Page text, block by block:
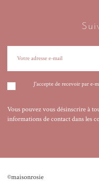
J'accepte de recevoir par e-
Vous pouvez vous désinscrire à
informations de contact dans les
©maisonrosie